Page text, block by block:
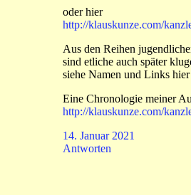
oder hier
http://klauskunze.com/
Aus den Reihen
sind etliche auch später
siehe Namen und Links hier
Eine Chronologie meiner
http://klauskunze.com/
14. Januar 2021
Antworten